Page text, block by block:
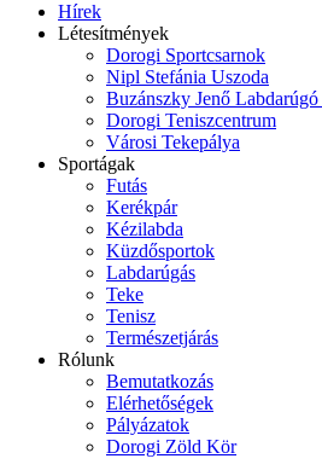
Hírek
Létesítmények
Dorogi Sportcsarnok
Nipl Stefánia Uszoda
Buzánszky Jenő Labdarúgó
Dorogi Teniszcentrum
Városi Tekepálya
Sportágak
Futás
Kerékpár
Kézilabda
Küzdősportok
Labdarúgás
Teke
Tenisz
Természetjárás
Rólunk
Bemutatkozás
Elérhetőségek
Pályázatok
Dorogi Zöld Kör